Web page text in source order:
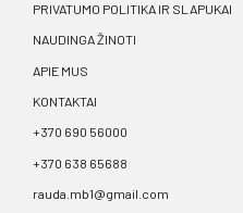
PRIVATUMO POLITIKA IR SLAPUKAI
NAUDINGA ŽINOTI
APIE MUS
KONTAKTAI
+370 690 56000
+370 638 65688
rauda.mb1@gmail.com